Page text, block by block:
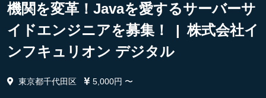
機関を変革！Javaを愛するサーバーサ
イドエンジニアを募集！ | 株式会社イ
ンフキュリオン デジタル
東京都千代田区 5,000円 〜